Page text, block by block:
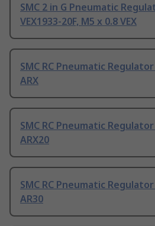
SMC 2 in G Pneumatic
VEX1933-20F, M5 x 0.8 VEX
SMC RC Pneumatic
ARX
SMC RC Pneumatic Regulator
ARX20
SMC RC Pneumatic
AR30